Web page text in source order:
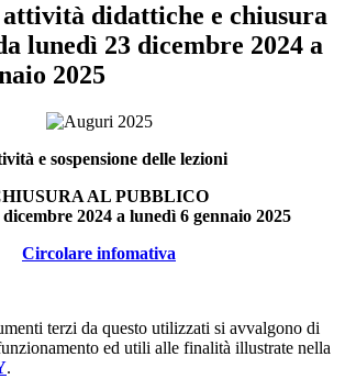
attività didattiche e chiusura
lunedì 23 dicembre 2024 a
2025
e sospensione delle lezioni
AL PUBBLICO
2024 a lunedì 6 gennaio 2025
Circolare infomativa
terzi da questo utilizzati si avvalgono di
ed utili alle finalità illustrate nella
.